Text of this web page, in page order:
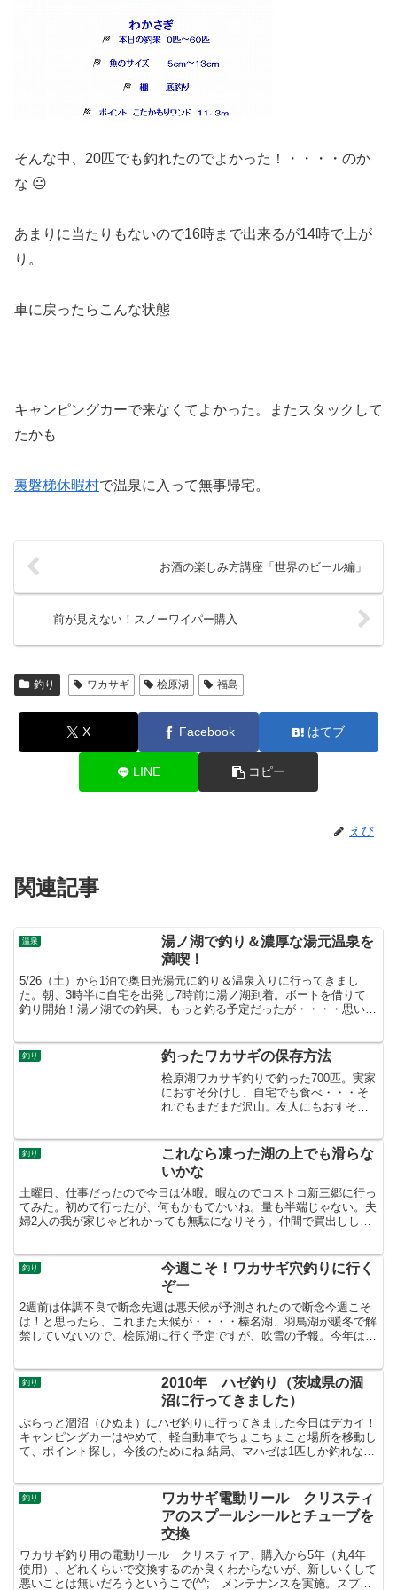
そんな中、20匹でも釣れたのでよかった！・・・・のか
な 😐
あまりに当たりもないので16時まで出来るが14時で上が
り。
車に戻ったらこんな状態
キャンピングカーで来なくてよかった。またスタックして
たかも
裏磐梯休暇村で温泉に入って無事帰宅。
お酒の楽しみ方講座「世界のビール編」
前が見えない！スノーワイパー購入
釣り ワカサギ 桧原湖 福島
X Facebook はてブ
LINE コピー
えび
関連記事
温泉
湯ノ湖で釣り＆濃厚な湯元温泉を
満喫！
5/26（土）から1泊で奥日光湯元に釣り＆温泉入りに行ってきまし
た。朝、3時半に自宅を出発し7時前に湯ノ湖到着。ボートを借りて
釣り開始！湯ノ湖での釣果。もっと釣る予定だったが・・・・思い通
釣り 釣ったワカサギの保存方法
桧原湖ワカサギ釣りで釣った700匹。実家
におすそ分けし、自宅でも食べ・・・そ
れでもまだまだ沢山。友人にもおすそ分
がいる家庭では気にするかもしれないの
で、今回は家族で食べ...
釣り
これなら凍った湖の上でも滑らな
いかな
土曜日、仕事だったので今日は休暇。暇なのでコストコ新三郷に行っ
てみた。初めて行ったが、何もかもでかいね。量も半端じゃない。夫
婦2人の我が家じゃどれかっても無駄になりそう。仲間で買出しして
釣り
今週こそ！ワカサギ穴釣りに行く
ぞー
2週前は体調不良で断念先週は悪天候が予測されたので断念今週こそ
は！と思ったら、これまた天候が・・・・榛名湖、羽鳥湖が暖冬で解
禁していないので、桧原湖に行く予定ですが、吹雪の予報。今年は暖
釣り
2010年 ハゼ釣り（茨城県の涸
沼に行ってきました）
ぷらっと涸沼（ひぬま）にハゼ釣りに行ってきました今日はデカイ！
キャンピングカーはやめて、軽自動車でちょこちょこと場所を移動し
て、ポイント探し。今後のためにね 結局、マハゼは1匹しか釣れなか
釣り
ワカサギ電動リール クリスティ
アのスプールシールとチューブを
交換
ワカサギ釣り用の電動リール クリスティア、購入から5年（丸4年
使用）、どれくらいで交換するのか良くわからないが、新しいくして
悪いことは無いだろうというこで(^^; メンテナンスを実施。スプー